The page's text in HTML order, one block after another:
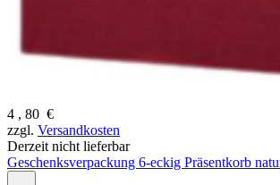
4 , 80 €
zzgl. Versandkosten
Derzeit nicht lieferbar
Geschenksverpackung 6-eckig Präsentkorb